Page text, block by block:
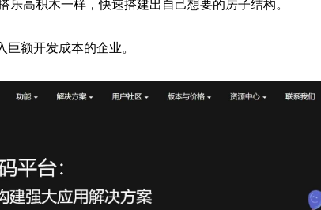
高积木一样，快速搭建出自己想要的房子结构。
额开发成本的企业。